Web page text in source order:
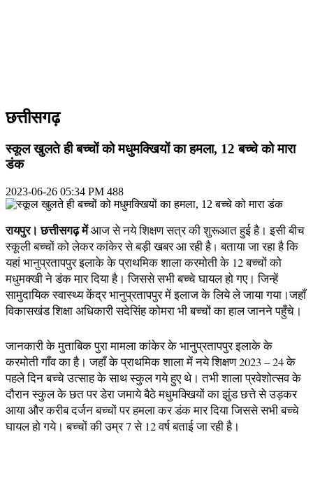
छत्तीसगढ़
स्कूल खुलते ही बच्चों को मधुमक्खियों का हमला, 12 बच्चे को मारा
डंक
2023-06-26 05:34 PM 488
रायपुर। छत्तीसगढ़ मेंआज से नये शिक्षण सत्र की शुरूआत हुई है। इसी बीच
स्कूली बच्चों को लेकर कांकेर से बड़ी खबर आ रही है।बताया जा रहा है कि
यहां भानुप्रतापपुर इलाके के प्राथमिक शाला करमोती के 12बच्चों को
मधुमक्खी ने डंक मार दिया है। जिससे सभी बच्चे घायल हो गए। जिन्हें
सामुदायिक स्वास्थ्य केंद्र भानुप्रतापपुर में इलाज के लिये ले जाया गया।जहाँ
विकासखंड शिक्षा अधिकारी सदेसिंह कोमरा भी बच्चों का हाल जानने पहुँचे।
जानकारी के मुताबिक पुरा मामला कांकेर के भानुप्रतापपुर इलाके के
करमोती गाँव का है। जहाँ के प्राथमिक शाला में नये शिक्षण2023 – 24के
पहले दिन बच्चे उत्साह के साथ स्कुल गये हुए थे। तभी शाला प्रवेशोत्सव के
दौरान स्कुल के छत पर डेरा जमाये बैठे मधुमक्खियों का झुंड छत्ते से उड़कर
आया और करीब दर्जन बच्चों पर हमला कर डंक मार दिया जिससे सभी बच्चे
घायल हो गये। बच्चों की उम्र7से 12वर्ष बताई जा रही है।